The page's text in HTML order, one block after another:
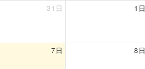
31日 1日
7日 8日